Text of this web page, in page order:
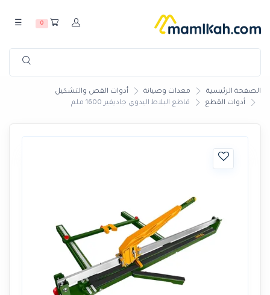
0
☰
الصفحة الرئيسية معدات وصيانة
أدوات القص والتشكيل
أدوات القطع
قاطع البلاط اليدوي جاديفير 1600 ملم